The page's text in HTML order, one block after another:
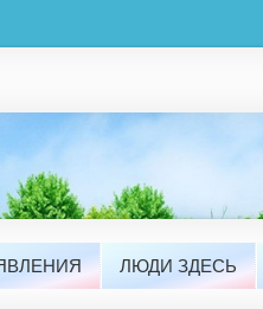
ЛЮДИ ЗДЕСЬ